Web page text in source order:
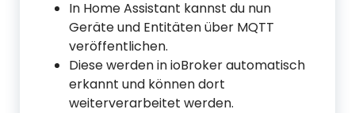
In Home Assistant kannst du nun
Geräte und Entitäten über MQTT
veröffentlichen.
Diese werden in ioBroker automatisch
erkannt und können dort
weiterverarbeitet werden.